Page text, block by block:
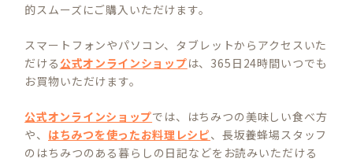
的スムーズにご購入いただけます。
スマートフォンやパソコン、タブレットからアクセスいた
だける 公式オンラインショップは、365日24時間いつでも
お買物いただけます。
公式オンラインショップでは、はちみつの美味しい食べ方
や、 はちみつを使ったお料理レシピ、長坂養蜂場スタッフ
のはちみつのある暮らしの日記などをお読みいただける